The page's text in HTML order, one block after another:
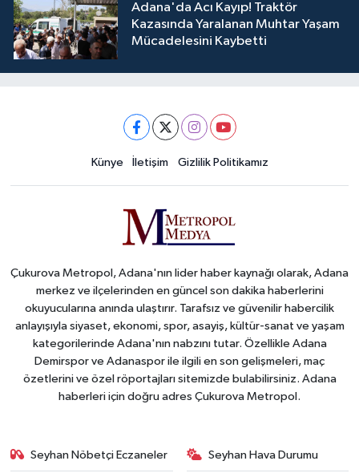
Adana'da Acı Kayıp! Traktör
Kazasında Yaralanan Muhtar Yaşam
Mücadelesini Kaybetti
Künye İletişim Gizlilik Politikamız
Çukurova Metropol, Adana'nın lider haber kaynağı olarak, Adana
merkez ve ilçelerinden en güncel son dakika haberlerini
okuyucularına anında ulaştırır. Tarafsız ve güvenilir habercilik
anlayışıyla siyaset, ekonomi, spor, asayiş, kültür-sanat ve yaşam
kategorilerinde Adana'nın nabzını tutar. Özellikle Adana
Demirspor ve Adanaspor ile ilgili en son gelişmeleri, maç
özetlerini ve özel röportajları sitemizde bulabilirsiniz. Adana
haberleri için doğru adres Çukurova Metropol.
Seyhan Nöbetçi Eczaneler Seyhan Hava Durumu